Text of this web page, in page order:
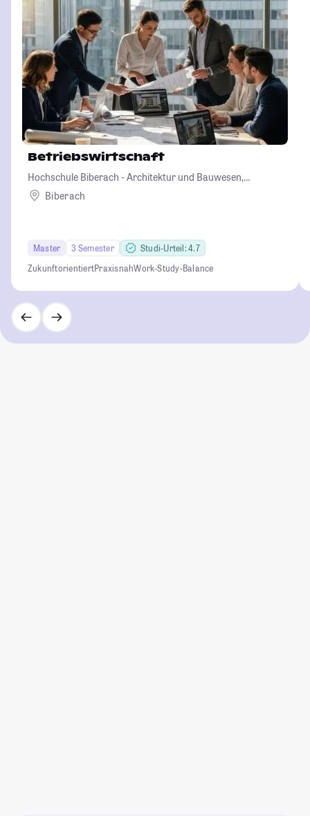
Betriebswirtschaft
Hochschule Biberach - Architektur und Bauwesen,
Betriebswirtschaft und Biotechnologie
Biberach
Master 3 Semester
Studi-Urteil: 4.7
ZukunftorientiertPraxisnahWork-Study-Balance